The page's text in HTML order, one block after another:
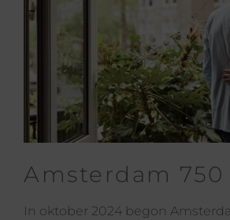
Amsterdam 750
In oktober 2024 begon